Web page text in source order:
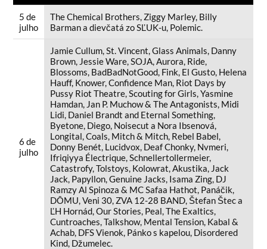
5 de
julho
The Chemical Brothers, Ziggy Marley, Billy
Barman a dievčatá zo SĽUK-u, Polemic.
6 de
julho
Jamie Cullum, St. Vincent, Glass Animals, Danny
Brown, Jessie Ware, SOJA, Aurora, Ride,
Blossoms, BadBadNotGood, Fink, El Gusto, Helena
Hauff, Knower, Confidence Man, Riot Days by
Pussy Riot Theatre, Scouting for Girls, Yasmine
Hamdan, Jan P. Muchow & The Antagonists, Midi
Lidi, Daniel Brandt and Eternal Something,
Byetone, Diego, Noisecut a Nora Ibsenová,
Longital, Coals, Mitch & Mitch, Rebel Babel,
Donny Benét, Lucidvox, Deaf Chonky, Nvmeri,
Ifriqiyya Électrique, Schnellertollermeier,
Catastrofy, Tolstoys, Kolowrat, Akustika, Jack
Jack, Papyllon, Genuine Jacks, Isama Zing, DJ
Ramzy Al Spinoza & MC Safaa Hathot, Panáčik,
DŌMU, Veni 30, ZVA 12-28 BAND, Štefan Štec a
ĽH Hornád, Our Stories, Peal, The Exaltics,
Cuntroaches, Talkshow, Mental Tension, Kabal &
Achab, DFS Vienok, Pánko s kapelou, Disordered
Kind, Džumelec.